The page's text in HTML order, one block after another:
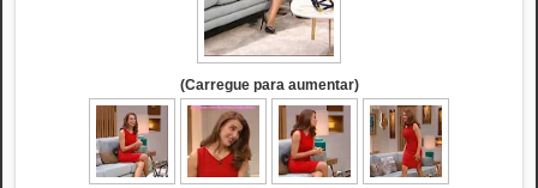
(Carregue para aumentar)